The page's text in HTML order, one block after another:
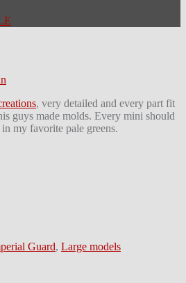
, very detailed and every part fit
guys made molds. Every mini should
my favorite pale greens.
Guard, Large models